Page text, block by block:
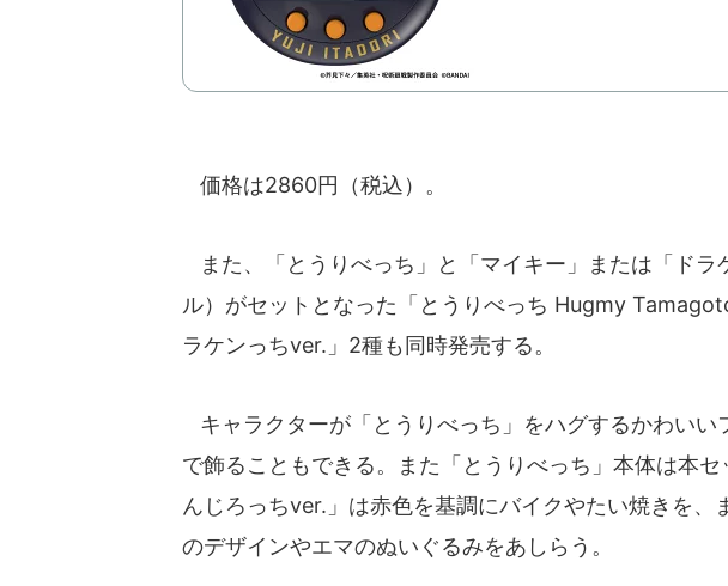
価格は2860円（税込）。
また、「とうりべっち」と「マイキー」または「ドラ
ル）がセットとなった「とうりべっち Hugmy
ラケンっちver.」2種も同時発売する。
キャラクターが「とうりべっち」をハグするかわいい
で飾ることもできる。また「とうりべっち」本体は本
んじろっちver.」は赤色を基調にバイクやたい焼きを、
のデザインやエマのぬいぐるみをあしらう。